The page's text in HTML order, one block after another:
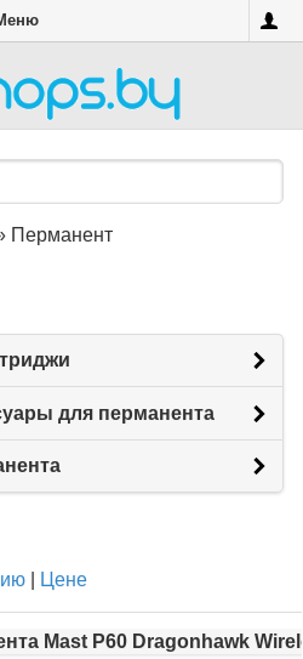
Перманент
для перманента
Цене